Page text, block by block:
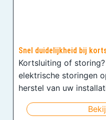
Snel duidelijkheid bij
Kortsluiting of
elektrische storingen
herstel van uw